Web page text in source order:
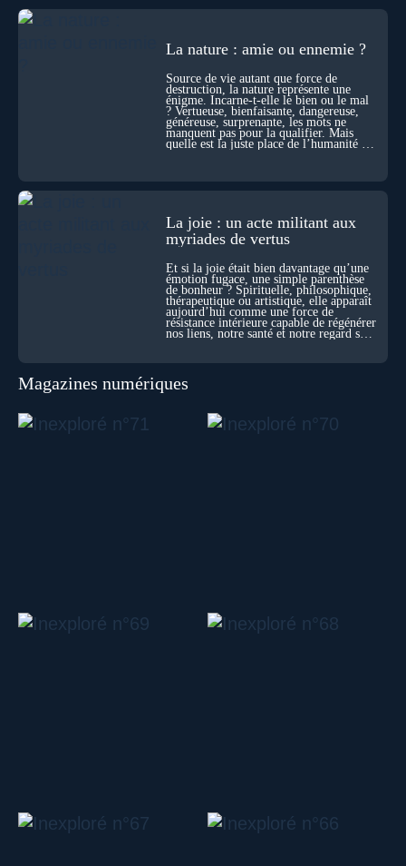
disparaître ? Au fil de cet échange, Nicolas raconte ses
expériences les plus troublantes : visions vérifiées,
durant ses sorties, protocoles scientifiques… et toujours, cette
! Sommes-nous à l’aube d’une révolution de la conscience ?
Sans doute. Mais encore faut-il accepter d’explorer ces
territoires avec lucidité, et rigueur…
La nature : amie ou ennemie ?
Source de vie autant que force de
destruction, la nature représente une
énigme. Incarne-t-elle le bien ou le mal
? Vertueuse, bienfaisante, dangereuse,
généreuse, surprenante, les mots ne
manquent pas pour la qualifier. Mais
quelle est la juste place de l’humanité au
La joie : un acte militant aux
myriades de vertus
Et si la joie était bien davantage qu’une
émotion fugace, une simple parenthèse
de bonheur ? Spirituelle, philosophique,
thérapeutique ou artistique, elle apparaît
aujourd’hui comme une force de
résistance intérieure capable de régénérer
nos liens, notre santé et notre regard sur
Magazines numériques